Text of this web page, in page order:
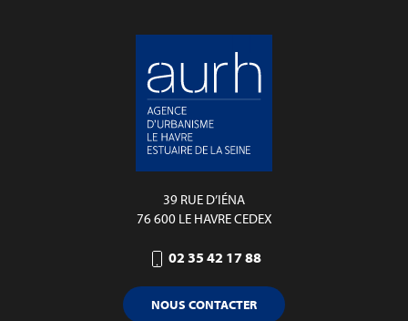
39 RUE D’IÉNA
76 600 LE HAVRE CEDEX
02 35 42 17 88
NOUS CONTACTER